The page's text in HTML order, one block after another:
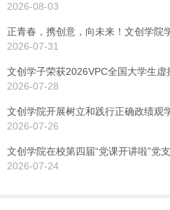
2026-08-03
正青春，携创意，向未来！文创学院
2026-07-31
文创学子荣获2026VPC全国大学生虚
2026-07-28
文创学院开展树立和践行正确政绩观
2026-07-26
文创学院在校第四届“党课开讲啦”党
2026-07-24